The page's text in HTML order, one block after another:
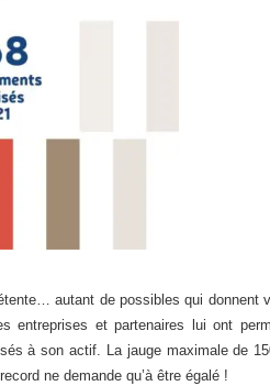
autant de possibles qui donnent
entreprises et partenaires lui ont
à son actif. La jauge maximale de
ne demande qu’à être égalé !